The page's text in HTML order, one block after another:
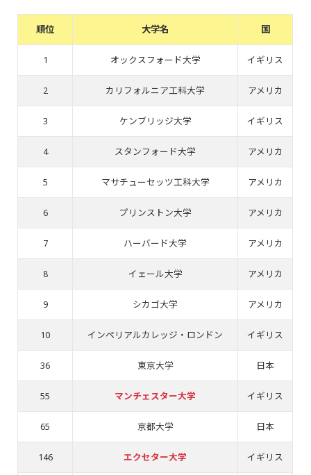
順位 大学名 国
1 オックスフォード大学 イギリス
2 カリフォルニア工科大学 アメリカ
3 ケンブリッジ大学 イギリス
4 スタンフォード大学 アメリカ
5 マサチューセッツ工科大学 アメリカ
6 プリンストン大学 アメリカ
7 ハーバード大学 アメリカ
8 イェール大学 アメリカ
9 シカゴ大学 アメリカ
10 インペリアルカレッジ・ロンドン イギリス
36 東京大学 日本
55 マンチェスター大学 イギリス
65 京都大学 日本
146 エクセター大学 イギリス